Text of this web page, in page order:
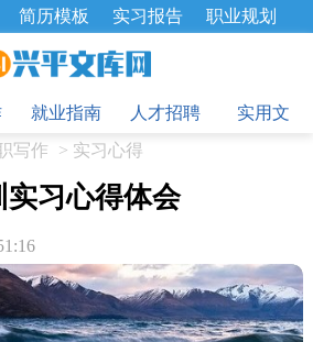
简历模板 实习报告
职业规划
绩效考核 企业文化
辞职报告
就业指南 人才招聘
实用文
写作 > 实习心得
实习心得体会